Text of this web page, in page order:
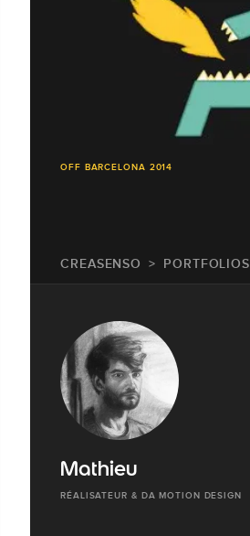
OFF BARCELONA 2014
CREASENSO PORTFOLIOS
Mathieu
RÉALISATEUR & DA MOTION DESIGN